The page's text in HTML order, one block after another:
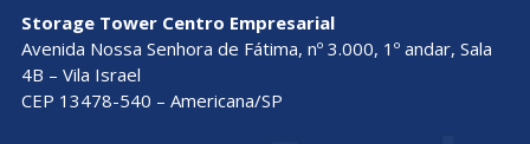
Storage Tower Centro Empresarial
Avenida Nossa Senhora de Fátima, nº 3.000, 1º andar, Sala
4B – Vila Israel
CEP 13478-540 – Americana/SP